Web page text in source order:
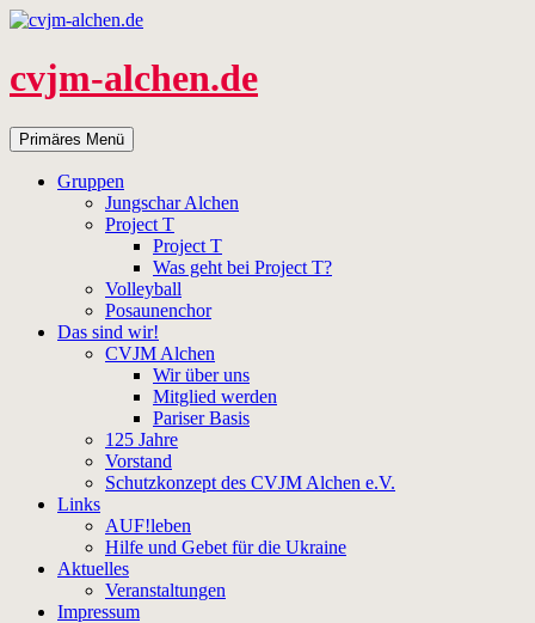
Zum
springen
cvjm-alchen.de
Suchen
Primäres Menü
Gruppen
Jungschar Alchen
Project T
Project T
Was geht bei Project T?
Volleyball
Posaunenchor
Das sind wir!
CVJM Alchen
Wir über uns
Mitglied werden
Pariser Basis
125 Jahre
Vorstand
Schutzkonzept des CVJM Alchen e.V.
Links
AUF!leben
Hilfe und Gebet für die Ukraine
Aktuelles
Veranstaltungen
Impressum